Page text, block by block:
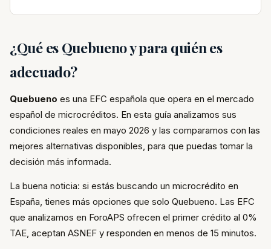
¿Qué es Quebueno y para quién es
adecuado?
Quebueno es una EFC española que opera en el mercado
español de microcréditos. En esta guía analizamos sus
condiciones reales en mayo 2026 y las comparamos con las
mejores alternativas disponibles, para que puedas tomar la
decisión más informada.
La buena noticia: si estás buscando un microcrédito en
España, tienes más opciones que solo Quebueno. Las EFC
que analizamos en ForoAPS ofrecen el primer crédito al 0%
TAE, aceptan ASNEF y responden en menos de 15 minutos.